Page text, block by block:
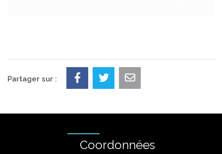
Partager sur :
Coordonnées